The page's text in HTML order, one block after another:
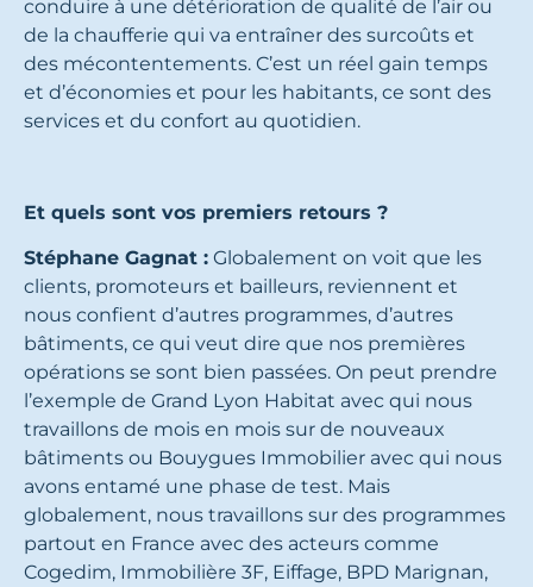
conduire à une détérioration de qualité de l’air ou
de la chaufferie qui va entraîner des surcoûts et
des mécontentements. C’est un réel gain temps
et d’économies et pour les habitants, ce sont des
services et du confort au quotidien.
Et quels sont vos premiers retours ?
Stéphane Gagnat : Globalement on voit que les
clients, promoteurs et bailleurs, reviennent et
nous confient d’autres programmes, d’autres
bâtiments, ce qui veut dire que nos premières
opérations se sont bien passées. On peut prendre
l’exemple de Grand Lyon Habitat avec qui nous
travaillons de mois en mois sur de nouveaux
bâtiments ou Bouygues Immobilier avec qui nous
avons entamé une phase de test. Mais
globalement, nous travaillons sur des programmes
partout en France avec des acteurs comme
Cogedim, Immobilière 3F, Eiffage, BPD Marignan,